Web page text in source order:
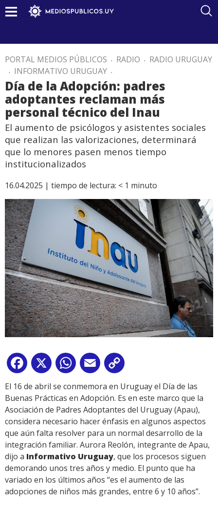
PORTAL MEDIOS PÚBLICOS . RADIO . RADIO URUGUAY
. INFORMATIVO URUGUAY .
Día de la Adopción: padres
adoptantes reclaman más
personal técnico del Inau
El aumento de psicólogos y asistentes sociales
que realizan las valorizaciones, determinará
que lo menores pasen menos tiempo
institucionalizados
16.04.2025 | tiempo de lectura: < 1 minuto
Facebook
X WhatsApp
Email
Link
El 16 de abril se conmemora en Uruguay el Día de las
Buenas Prácticas en Adopción. Es en este marco que la
Asociación de Padres Adoptantes del Uruguay (Apau),
considera necesario hacer énfasis en algunos aspectos
que aún falta resolver para un normal desarrollo de la
integración familiar. Aurora Reolón, integrante de Apau,
dijo a Informativo Uruguay, que los procesos siguen
demorando unos tres años y medio. El punto que ha
variado en los últimos años “es el aumento de las
adopciones de niños más grandes, entre 6 y 10 años”.